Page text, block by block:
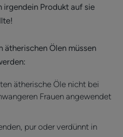
irgendein Produkt auf sie
ätherischen Ölen müssen
ätherische Öle nicht bei
Frauen angewendet
pur oder verdünnt in